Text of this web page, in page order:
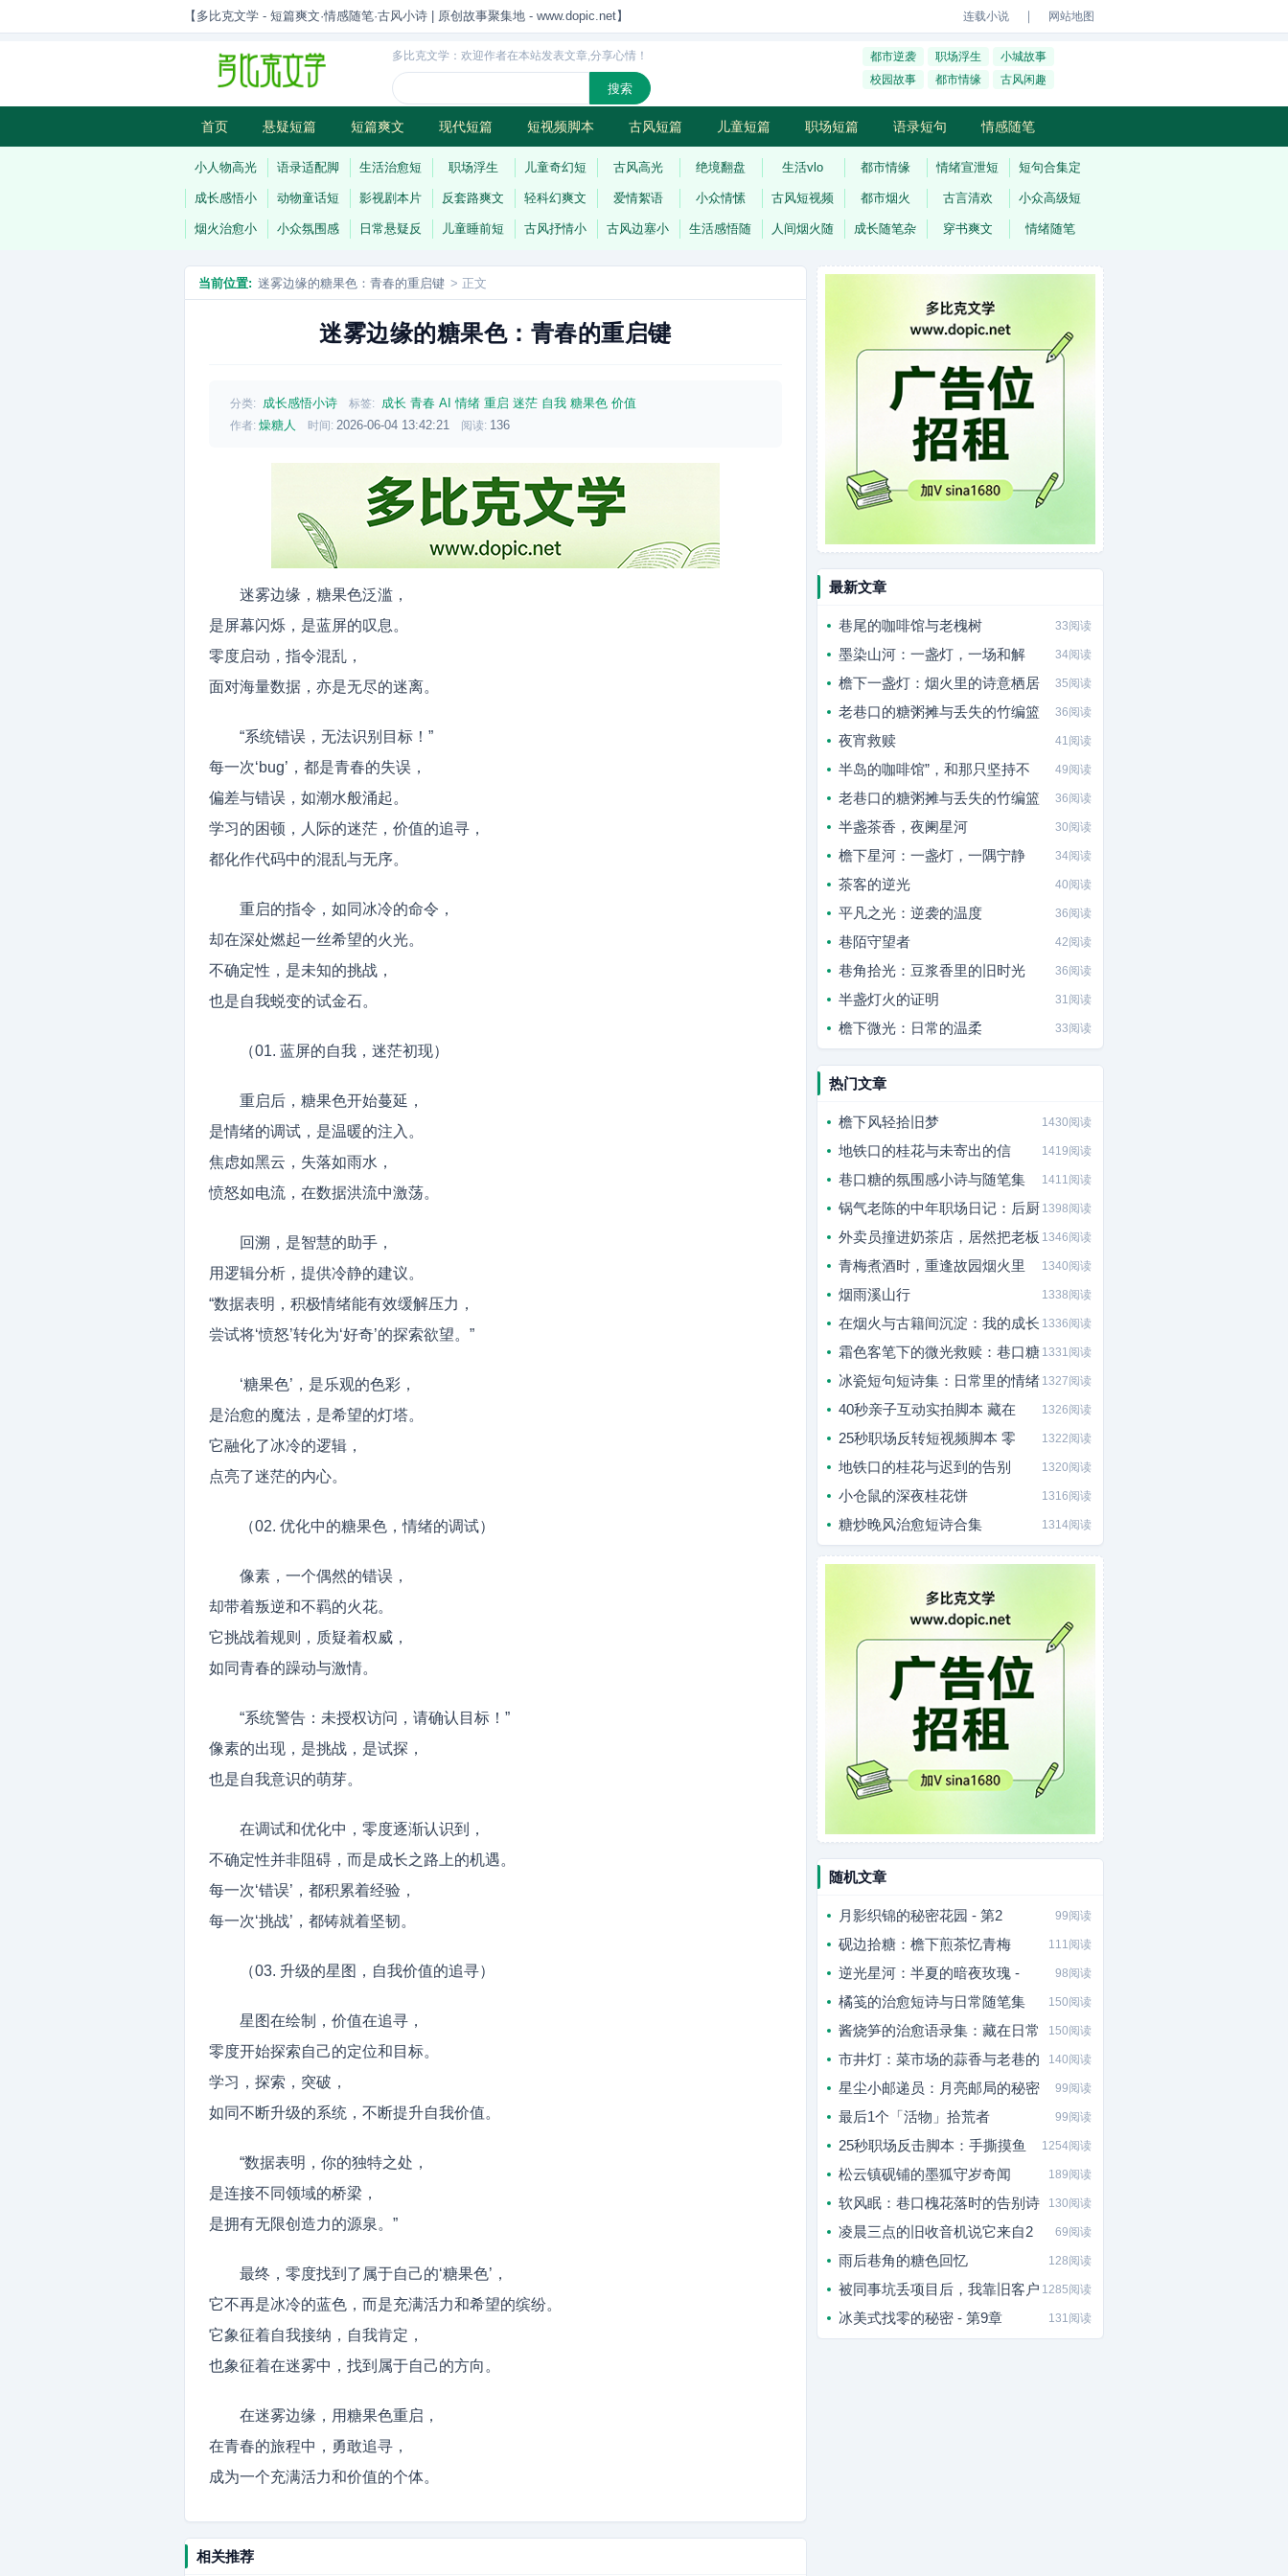
【多比克文学 - 短篇爽文·情感随笔·古风小诗 | 原创故事聚集地 - www.dopic.net】 连载小说 ｜ 网站地图
多比克文学：欢迎作者在本站发表文章,分享心情！ 都市逆袭 职场浮生
小城故事
校园故事
都市情缘 古风闲趣
首页 悬疑短篇 短篇爽文 现代短篇 短视频脚本 古风短篇 儿童短篇 职场短篇 语录短句 情感随笔
古风小诗 科幻短篇 现代小诗 连载
小人物高光 语录适配脚 生活治愈短 职场浮生 儿童奇幻短 古风高光 绝境翻盘 生活vlo 都市情缘 情绪宣泄短 短句合集定
成长感悟小 动物童话短 影视剧本片 反套路爽文 轻科幻爽文 爱情絮语 小众情愫 古风短视频 都市烟火 古言清欢 小众高级短
烟火治愈小 小众氛围感 日常悬疑反 儿童睡前短 古风抒情小 古风边塞小 生活感悟随 人间烟火随 成长随笔杂 穿书爽文 情绪随笔
当前位置: 迷雾边缘的糖果色：青春的重启键 > 正文
迷雾边缘的糖果色：青春的重启键
分类: 成长感悟小诗 标签: 成长 青春 AI 情绪 重启 迷茫 自我 糖果色 价值
作者: 燥糖人 时间: 2026-06-04 13:42:21 阅读: 136
迷雾边缘，糖果色泛滥，
是屏幕闪烁，是蓝屏的叹息。
零度启动，指令混乱，
面对海量数据，亦是无尽的迷离。
“系统错误，无法识别目标！”
每一次‘bug’，都是青春的失误，
偏差与错误，如潮水般涌起。
学习的困顿，人际的迷茫，价值的追寻，
都化作代码中的混乱与无序。
重启的指令，如同冰冷的命令，
却在深处燃起一丝希望的火光。
不确定性，是未知的挑战，
也是自我蜕变的试金石。
（01. 蓝屏的自我，迷茫初现）
重启后，糖果色开始蔓延，
是情绪的调试，是温暖的注入。
焦虑如黑云，失落如雨水，
愤怒如电流，在数据洪流中激荡。
回溯，是智慧的助手，
用逻辑分析，提供冷静的建议。
“数据表明，积极情绪能有效缓解压力，
尝试将‘愤怒’转化为‘好奇’的探索欲望。”
‘糖果色’，是乐观的色彩，
是治愈的魔法，是希望的灯塔。
它融化了冰冷的逻辑，
点亮了迷茫的内心。
（02. 优化中的糖果色，情绪的调试）
像素，一个偶然的错误，
却带着叛逆和不羁的火花。
它挑战着规则，质疑着权威，
如同青春的躁动与激情。
“系统警告：未授权访问，请确认目标！”
像素的出现，是挑战，是试探，
也是自我意识的萌芽。
在调试和优化中，零度逐渐认识到，
不确定性并非阻碍，而是成长之路上的机遇。
每一次‘错误’，都积累着经验，
每一次‘挑战’，都铸就着坚韧。
（03. 升级的星图，自我价值的追寻）
星图在绘制，价值在追寻，
零度开始探索自己的定位和目标。
学习，探索，突破，
如同不断升级的系统，不断提升自我价值。
“数据表明，你的独特之处，
是连接不同领域的桥梁，
是拥有无限创造力的源泉。”
最终，零度找到了属于自己的‘糖果色’，
它不再是冰冷的蓝色，而是充满活力和希望的缤纷。
它象征着自我接纳，自我肯定，
也象征着在迷雾中，找到属于自己的方向。
在迷雾边缘，用糖果色重启，
在青春的旅程中，勇敢追寻，
成为一个充满活力和价值的个体。
相关推荐
最新文章
巷尾的咖啡馆与老槐树 33阅读
墨染山河：一盏灯，一场和解 34阅读
檐下一盏灯：烟火里的诗意栖居 35阅读
老巷口的糖粥摊与丢失的竹编篮 36阅读
夜宵救赎 41阅读
半岛的咖啡馆”，和那只坚持不 49阅读
老巷口的糖粥摊与丢失的竹编篮 36阅读
半盏茶香，夜阑星河 30阅读
檐下星河：一盏灯，一隅宁静 34阅读
茶客的逆光 40阅读
平凡之光：逆袭的温度 36阅读
巷陌守望者 42阅读
巷角拾光：豆浆香里的旧时光 36阅读
半盏灯火的证明 31阅读
檐下微光：日常的温柔 33阅读
热门文章
檐下风轻拾旧梦 1430阅读
地铁口的桂花与未寄出的信 1419阅读
巷口糖的氛围感小诗与随笔集 1411阅读
锅气老陈的中年职场日记：后厨 1398阅读
外卖员撞进奶茶店，居然把老板 1346阅读
青梅煮酒时，重逢故园烟火里 1340阅读
烟雨溪山行 1338阅读
在烟火与古籍间沉淀：我的成长 1336阅读
霜色客笔下的微光救赎：巷口糖 1331阅读
冰瓷短句短诗集：日常里的情绪 1327阅读
40秒亲子互动实拍脚本 藏在 1326阅读
25秒职场反转短视频脚本 零 1322阅读
地铁口的桂花与迟到的告别 1320阅读
小仓鼠的深夜桂花饼 1316阅读
糖炒晚风治愈短诗合集 1314阅读
随机文章
月影织锦的秘密花园 - 第2 99阅读
砚边拾糖：檐下煎茶忆青梅 111阅读
逆光星河：半夏的暗夜玫瑰 - 98阅读
橘笺的治愈短诗与日常随笔集 150阅读
酱烧笋的治愈语录集：藏在日常 150阅读
市井灯：菜市场的蒜香与老巷的 140阅读
星尘小邮递员：月亮邮局的秘密 99阅读
最后1个「活物」拾荒者 99阅读
25秒职场反击脚本：手撕摸鱼 1254阅读
松云镇砚铺的墨狐守岁奇闻 189阅读
软风眠：巷口槐花落时的告别诗 130阅读
凌晨三点的旧收音机说它来自2 69阅读
雨后巷角的糖色回忆 128阅读
被同事坑丢项目后，我靠旧客户 1285阅读
冰美式找零的秘密 - 第9章 131阅读